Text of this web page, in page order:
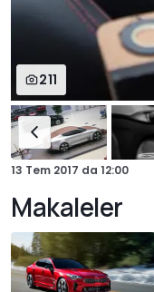
211
13 Tem 2017 da 12:00
Makaleler